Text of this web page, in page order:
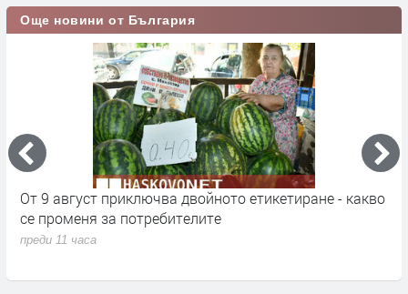
Още новини от България
От 9 август приключва двойното етикетиране - какво
се променя за потребителите
преди 11 часа